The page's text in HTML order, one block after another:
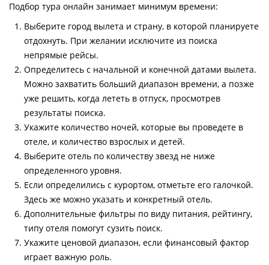
Подбор тура онлайн занимает минимум времени:
Выберите город вылета и страну, в которой планируете
отдохнуть. При желании исключите из поиска
непрямые рейсы.
Определитесь с начальной и конечной датами вылета.
Можно захватить больший диапазон времени, а позже
уже решить, когда лететь в отпуск, просмотрев
результаты поиска.
Укажите количество ночей, которые вы проведете в
отеле, и количество взрослых и детей.
Выберите отель по количеству звезд не ниже
определенного уровня.
Если определились с курортом, отметьте его галочкой.
Здесь же можно указать и конкретный отель.
Дополнительные фильтры по виду питания, рейтингу,
типу отеля помогут сузить поиск.
Укажите ценовой диапазон, если финансовый фактор
играет важную роль.